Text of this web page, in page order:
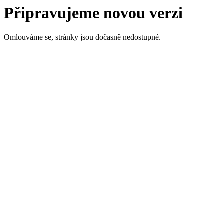
Připravujeme novou verzi
Omlouváme se, stránky jsou dočasně nedostupné.